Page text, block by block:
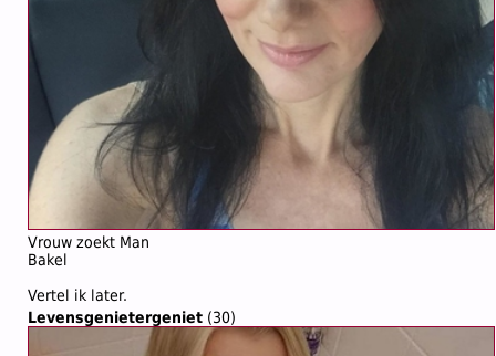
Vrouw zoekt Man
Bakel
Vertel ik later.
Levensgenietergeniet (30)